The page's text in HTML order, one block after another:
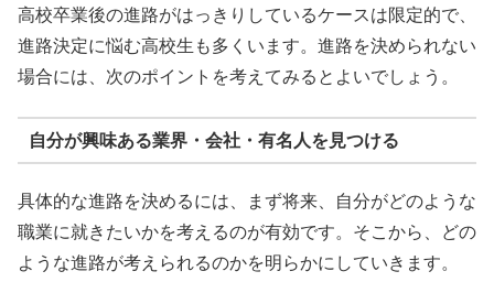
高校卒業後の進路がはっきりしているケースは限定的で、
進路決定に悩む高校生も多くいます。進路を決められない
場合には、次のポイントを考えてみるとよいでしょう。
自分が興味ある業界・会社・有名人を見つける
具体的な進路を決めるには、まず将来、自分がどのような
職業に就きたいかを考えるのが有効です。そこから、どの
ような進路が考えられるのかを明らかにしていきます。